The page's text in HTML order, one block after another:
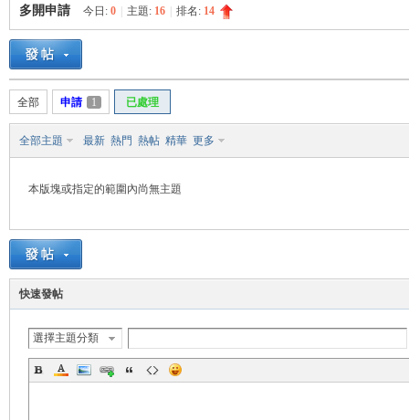
管
»
多開申請 今日: 0 主題: 16 排名: 14
全部 申請 1 已處理
全部主題 最新 熱門 熱帖 精華 更多
本版塊或指定的範圍內尚無主題
快速發帖
選擇主題分類